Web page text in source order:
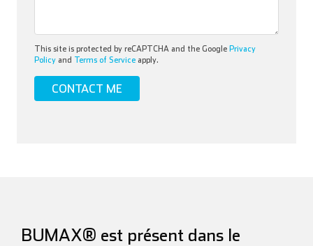
This site is protected by reCAPTCHA and the Google Privacy
Policy and Terms of Service apply.
BUMAX® est présent dans le